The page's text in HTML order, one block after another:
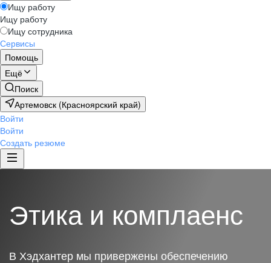
Ищу работу
Ищу работу
Ищу сотрудника
Сервисы
Помощь
Ещё
Поиск
Артемовск (Красноярский край)
Войти
Войти
Создать резюме
Этика и комплаенс
В Хэдхантер мы привержены обеспечению